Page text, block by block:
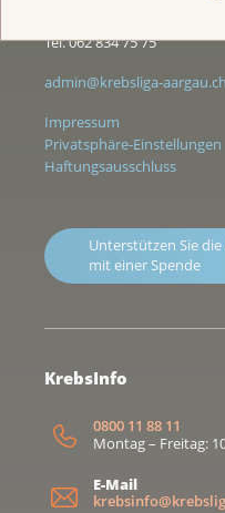
Tel. 062 834 75 75
admin@krebsliga-aargau.ch
Impressum
Privatsphäre-Einstellungen
Haftungsausschluss
Unterstützen Sie
mit einer Spende
KrebsInfo
0800 11 88 11
Montag – Freitag:
E-Mail